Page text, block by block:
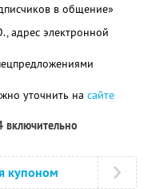
в общение»
адрес электронной
уточнить на сайте
включительно
купоном